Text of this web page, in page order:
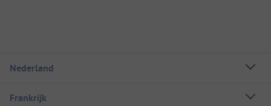
Nederland
Frankrijk